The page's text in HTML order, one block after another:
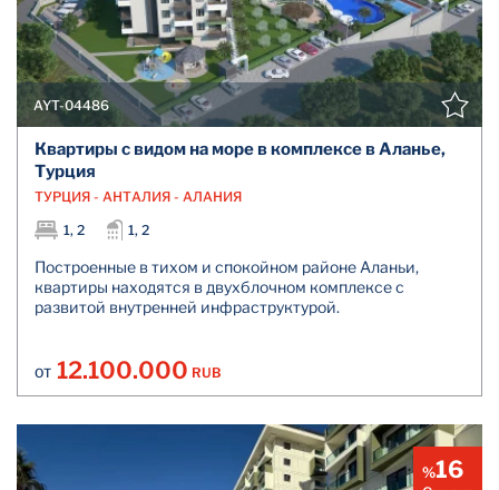
AYT-04486
Квартиры с видом на море в комплексе в Аланье,
Турция
ТУРЦИЯ - АНТАЛИЯ - АЛАНИЯ
1, 2
1, 2
Построенные в тихом и спокойном районе Аланьи,
квартиры находятся в двухблочном комплексе с
развитой внутренней инфраструктурой.
ОТ 12.100.000 RUB
%16